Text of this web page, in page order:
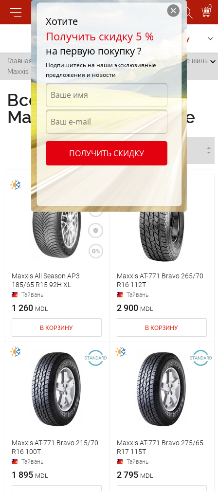
0
Позвонить Заказать услугу
Главная /
Всесезонные шины
Maxxis в Григориополе
Всесезонные шины
Maxxis в Григориополе
Maxxis All Season AP3
185/65 R15 92H XL
Тайвань
1 260 MDL
В КОРЗИНУ
Maxxis AT-771 Bravo 265/70
R16 112T
Тайвань
2 900 MDL
В КОРЗИНУ
Maxxis AT-771 Bravo 215/70
R16 100T
Тайвань
1 895 MDL
Maxxis AT-771 Bravo 275/65
R17 115T
Тайвань
2 795 MDL
Хотите
Получить скидку 5 %
на первую покупку ?
Подпишитесь на наши эксклюзивные
предложения и новости
ПОЛУЧИТЬ СКИДКУ